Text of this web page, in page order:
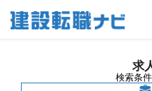
求
検索条